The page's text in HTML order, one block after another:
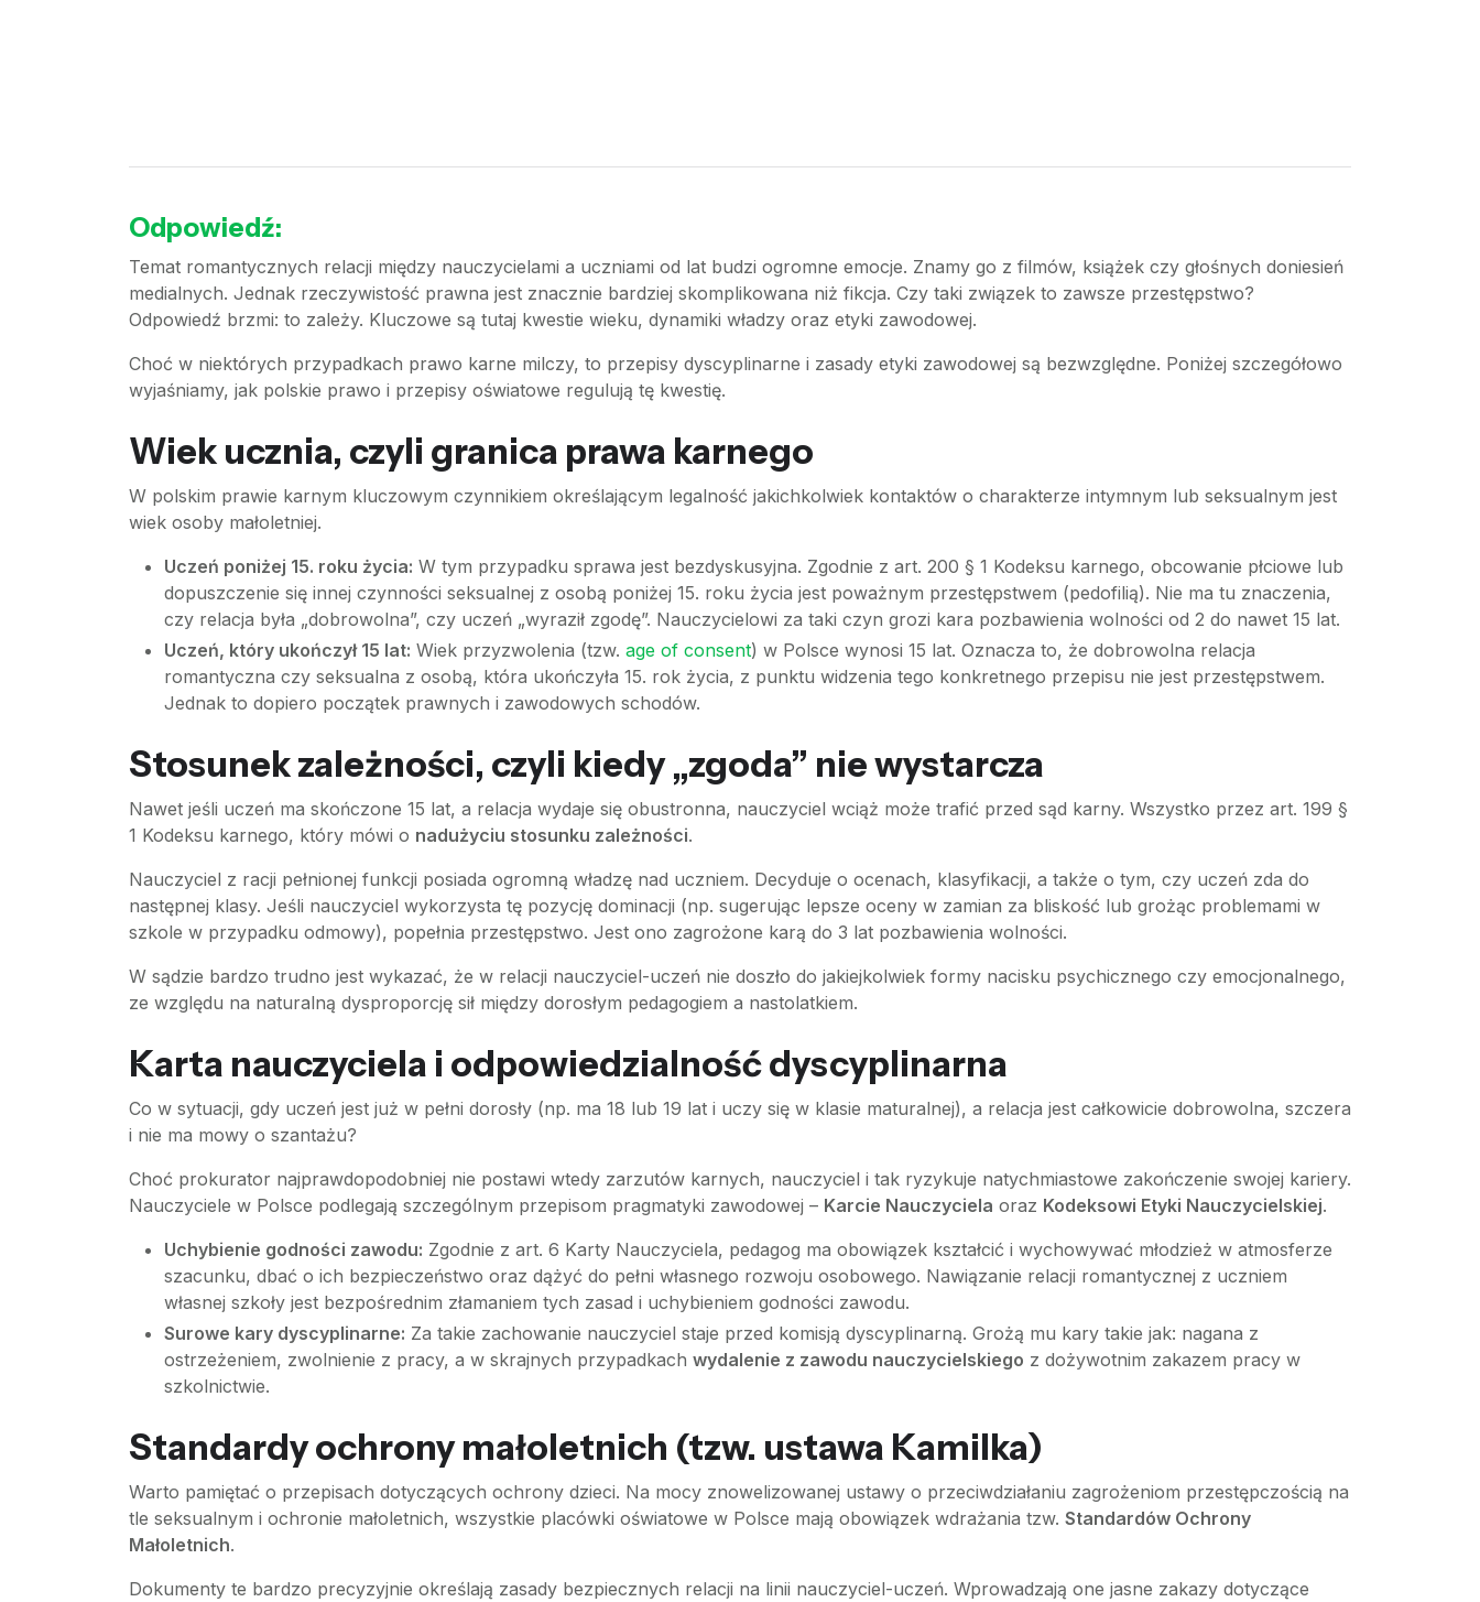
Odpowiedź:
Temat romantycznych relacji między nauczycielami a uczniami od lat budzi ogromne emocje. Znamy go z filmów, książek czy głośnych doniesień
medialnych. Jednak rzeczywistość prawna jest znacznie bardziej skomplikowana niż fikcja. Czy taki związek to zawsze przestępstwo?
Odpowiedź brzmi: to zależy. Kluczowe są tutaj kwestie wieku, dynamiki władzy oraz etyki zawodowej.
Choć w niektórych przypadkach prawo karne milczy, to przepisy dyscyplinarne i zasady etyki zawodowej są bezwzględne. Poniżej szczegółowo
wyjaśniamy, jak polskie prawo i przepisy oświatowe regulują tę kwestię.
Wiek ucznia, czyli granica prawa karnego
W polskim prawie karnym kluczowym czynnikiem określającym legalność jakichkolwiek kontaktów o charakterze intymnym lub seksualnym jest
wiek osoby małoletniej.
Uczeń poniżej 15. roku życia: W tym przypadku sprawa jest bezdyskusyjna. Zgodnie z art. 200 § 1 Kodeksu karnego, obcowanie płciowe lub
dopuszczenie się innej czynności seksualnej z osobą poniżej 15. roku życia jest poważnym przestępstwem (pedofilią). Nie ma tu znaczenia,
czy relacja była „dobrowolna”, czy uczeń „wyraził zgodę”. Nauczycielowi za taki czyn grozi kara pozbawienia wolności od 2 do nawet 15 lat.
Uczeń, który ukończył 15 lat: Wiek przyzwolenia (tzw. age of consent) w Polsce wynosi 15 lat. Oznacza to, że dobrowolna relacja
romantyczna czy seksualna z osobą, która ukończyła 15. rok życia, z punktu widzenia tego konkretnego przepisu nie jest przestępstwem.
Jednak to dopiero początek prawnych i zawodowych schodów.
Stosunek zależności, czyli kiedy „zgoda” nie wystarcza
Nawet jeśli uczeń ma skończone 15 lat, a relacja wydaje się obustronna, nauczyciel wciąż może trafić przed sąd karny. Wszystko przez art. 199 §
1 Kodeksu karnego, który mówi o nadużyciu stosunku zależności.
Nauczyciel z racji pełnionej funkcji posiada ogromną władzę nad uczniem. Decyduje o ocenach, klasyfikacji, a także o tym, czy uczeń zda do
następnej klasy. Jeśli nauczyciel wykorzysta tę pozycję dominacji (np. sugerując lepsze oceny w zamian za bliskość lub grożąc problemami w
szkole w przypadku odmowy), popełnia przestępstwo. Jest ono zagrożone karą do 3 lat pozbawienia wolności.
W sądzie bardzo trudno jest wykazać, że w relacji nauczyciel-uczeń nie doszło do jakiejkolwiek formy nacisku psychicznego czy emocjonalnego,
ze względu na naturalną dysproporcję sił między dorosłym pedagogiem a nastolatkiem.
Karta nauczyciela i odpowiedzialność dyscyplinarna
Co w sytuacji, gdy uczeń jest już w pełni dorosły (np. ma 18 lub 19 lat i uczy się w klasie maturalnej), a relacja jest całkowicie dobrowolna, szczera
i nie ma mowy o szantażu?
Choć prokurator najprawdopodobniej nie postawi wtedy zarzutów karnych, nauczyciel i tak ryzykuje natychmiastowe zakończenie swojej kariery.
Nauczyciele w Polsce podlegają szczególnym przepisom pragmatyki zawodowej – Karcie Nauczyciela oraz Kodeksowi Etyki Nauczycielskiej.
Uchybienie godności zawodu: Zgodnie z art. 6 Karty Nauczyciela, pedagog ma obowiązek kształcić i wychowywać młodzież w atmosferze
szacunku, dbać o ich bezpieczeństwo oraz dążyć do pełni własnego rozwoju osobowego. Nawiązanie relacji romantycznej z uczniem
własnej szkoły jest bezpośrednim złamaniem tych zasad i uchybieniem godności zawodu.
Surowe kary dyscyplinarne: Za takie zachowanie nauczyciel staje przed komisją dyscyplinarną. Grożą mu kary takie jak: nagana z
ostrzeżeniem, zwolnienie z pracy, a w skrajnych przypadkach wydalenie z zawodu nauczycielskiego z dożywotnim zakazem pracy w
szkolnictwie.
Standardy ochrony małoletnich (tzw. ustawa Kamilka)
Warto pamiętać o przepisach dotyczących ochrony dzieci. Na mocy znowelizowanej ustawy o przeciwdziałaniu zagrożeniom przestępczością na
tle seksualnym i ochronie małoletnich, wszystkie placówki oświatowe w Polsce mają obowiązek wdrażania tzw. Standardów Ochrony
Małoletnich.
Dokumenty te bardzo precyzyjnie określają zasady bezpiecznych relacji na linii nauczyciel-uczeń. Wprowadzają one jasne zakazy dotyczące